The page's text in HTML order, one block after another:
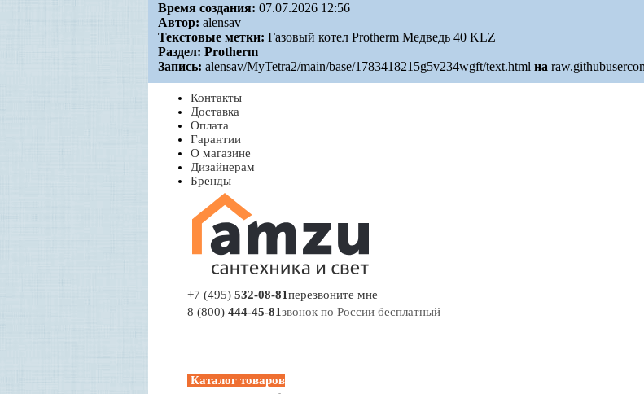
Время создания: 07.07.2026 12:56
Автор: alensav
Текстовые метки: Газовый котел Protherm Медведь 40 KLZ
Раздел: Protherm
Запись: alensav/MyTetra2/main/base/1783418215g5v234wgft/text.html на
Контакты
Доставка
Оплата
Гарантии
О магазине
Дизайнерам
Бренды
+7 (495) 532-08-81перезвоните мне
8 (800) 444-45-81звонок по России бесплатный
Каталог товаров